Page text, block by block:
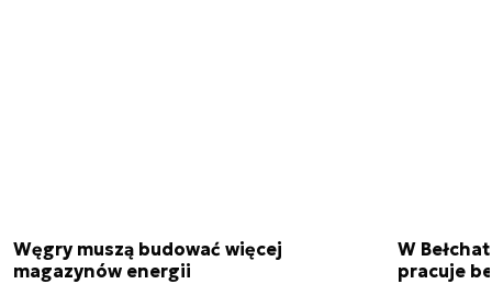
Węgry muszą budować więcej
magazynów energii
W
pracuje